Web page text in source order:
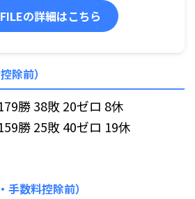
の詳細はこちら
除前）
勝 38敗 20ゼロ 8休
勝 25敗 40ゼロ 19休
数料控除前）